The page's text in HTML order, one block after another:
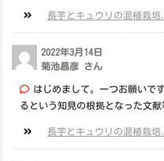
長芋とキュウリの混植栽培
2022年3月14日
菊池昌彦 さん
はじめまして。一つお願いで
るという知見の根拠となった文
長芋とキュウリの混植栽培